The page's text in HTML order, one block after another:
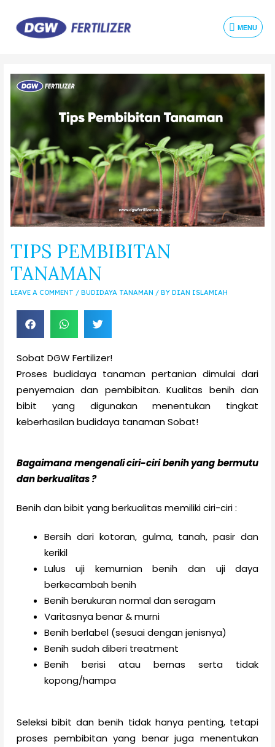
MENU
TIPS PEMBIBITAN
TANAMAN
LEAVE A COMMENT / BUDIDAYA TANAMAN / BY DIAN ISLAMIAH
Sobat DGW Fertilizer!
Proses budidaya tanaman pertanian dimulai dari
penyemaian dan pembibitan. Kualitas benih dan
bibit yang digunakan menentukan tingkat
keberhasilan budidaya tanaman Sobat!
Bagaimana mengenali ciri-ciri benih yang bermutu
dan berkualitas ?
Benih dan bibit yang berkualitas memiliki ciri-ciri :
Bersih dari kotoran, gulma, tanah, pasir dan
kerikil
Lulus uji kemurnian benih dan uji daya
berkecambah benih
Benih berukuran normal dan seragam
Varitasnya benar & murni
Benih berlabel (sesuai dengan jenisnya)
Benih sudah diberi treatment
Benih berisi atau bernas serta tidak
kopong/hampa
Seleksi bibit dan benih tidak hanya penting, tetapi
proses pembibitan yang benar juga menentukan